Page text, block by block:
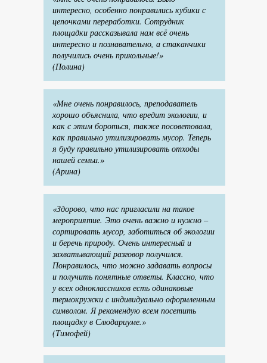
интересно, особенно понравились кубики с
цепочками переработки. Сотрудник
площадки рассказывала нам всё очень
интересно и познавательно, а стаканчики
получились очень прикольные!»
(Полина)
«Мне очень понравилось, преподаватель
хорошо объяснила, что вредит экологии, и
как с этим бороться, также посоветовала,
как правильно утилизировать мусор. Теперь
я буду правильно утилизировать отходы
нашей семьи.»
(Арина)
«Здорово, что нас пригласили на такое
мероприятие. Это очень важно и нужно –
сортировать мусор, заботиться об экологии
и беречь природу. Очень интересный и
захватывающий разговор получился.
Понравилось, что можно задавать вопросы
и получить понятные ответы. Классно, что
у всех одноклассников есть одинаковые
термокружки с индивидуально оформленным
символом. Я рекомендую всем посетить
площадку в Слюдариуме.»
(Тимофей)